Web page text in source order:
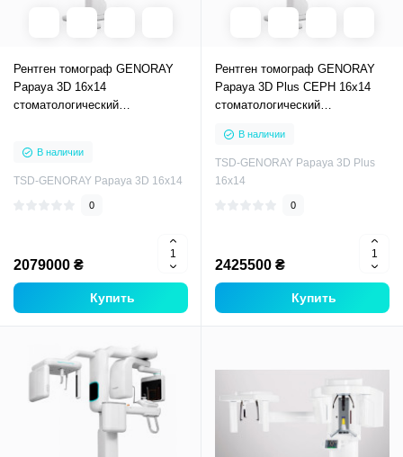
Рентген томограф GENORAY
Papaya 3D 16x14
стоматологический
В наличии
TSD-GENORAY Papaya 3D 16x14
0
2079000 ₴
Купить
Рентген томограф GENORAY
Papaya 3D Plus CEPH 16x14
стоматологический
В наличии
TSD-GENORAY Papaya 3D Plus
16x14
0
2425500 ₴
Купить